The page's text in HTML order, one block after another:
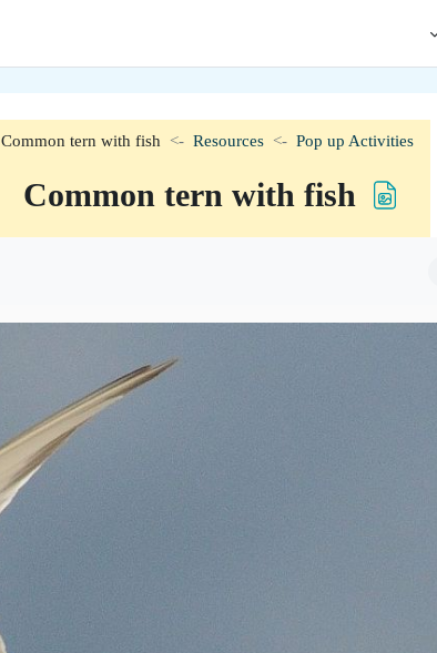
Pop up Activities
Resources
Common tern with fish
Common tern with fish